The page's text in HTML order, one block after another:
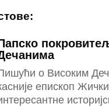
о Високим
епископ